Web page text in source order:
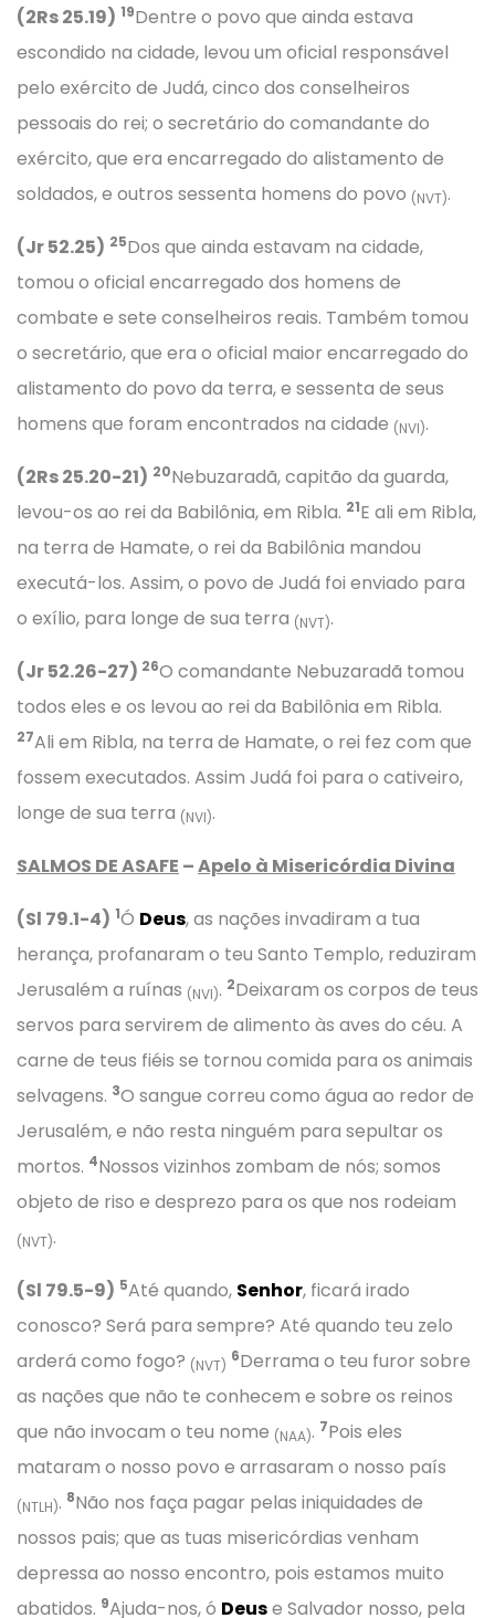
(2Rs 25.19) 19Dentre o povo que ainda estava
escondido na cidade, levou um oficial responsável
pelo exército de Judá, cinco dos conselheiros
pessoais do rei; o secretário do comandante do
exército, que era encarregado do alistamento de
soldados, e outros sessenta homens do povo (NVT).
(Jr 52.25) 25Dos que ainda estavam na cidade,
tomou o oficial encarregado dos homens de
combate e sete conselheiros reais. Também tomou
o secretário, que era o oficial maior encarregado do
alistamento do povo da terra, e sessenta de seus
homens que foram encontrados na cidade (NVI).
(2Rs 25.20-21) 20Nebuzaradã, capitão da guarda,
levou-os ao rei da Babilônia, em Ribla. 21E ali em Ribla,
na terra de Hamate, o rei da Babilônia mandou
executá-los. Assim, o povo de Judá foi enviado para
o exílio, para longe de sua terra (NVT).
(Jr 52.26-27) 26O comandante Nebuzaradã tomou
todos eles e os levou ao rei da Babilônia em Ribla.
27Ali em Ribla, na terra de Hamate, o rei fez com que
fossem executados. Assim Judá foi para o cativeiro,
longe de sua terra (NVI).
SALMOS DE ASAFE –Apelo à Misericórdia Divina
(Sl 79.1-4) 1Ó Deus, as nações invadiram a tua
herança, profanaram o teu Santo Templo, reduziram
Jerusalém a ruínas (NVI). 2Deixaram os corpos de teus
servos para servirem de alimento às aves do céu. A
carne de teus fiéis se tornou comida para os animais
selvagens. 3O sangue correu como água ao redor de
Jerusalém, e não resta ninguém para sepultar os
mortos. 4Nossos vizinhos zombam de nós; somos
objeto de riso e desprezo para os que nos rodeiam
(NVT).
(Sl 79.5-9) 5Até quando, Senhor, ficará irado
conosco? Será para sempre? Até quando teu zelo
arderá como fogo? (NVT)
6Derrama o teu furor sobre
as nações que não te conhecem e sobre os reinos
que não invocam o teu nome (NAA). 7Pois eles
mataram o nosso povo e arrasaram o nosso país
(NTLH). 8Não nos faça pagar pelas iniquidades de
nossos pais; que as tuas misericórdias venham
depressa ao nosso encontro, pois estamos muito
abatidos. 9Ajuda-nos, ó Deuse Salvador nosso, pela